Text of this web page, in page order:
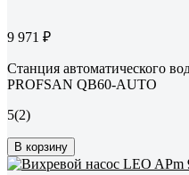
9 971 ₽
Станция автоматического
PROFSAN QB60-AUTO
5(2)
В корзину